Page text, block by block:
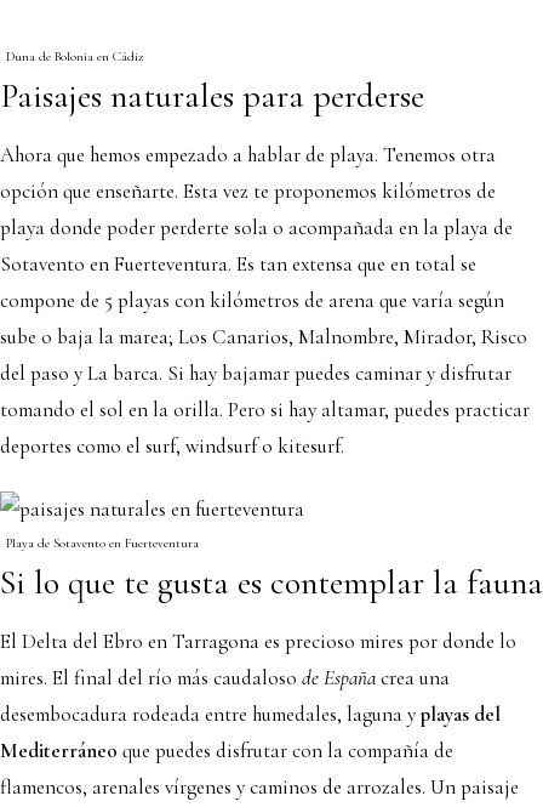
Duna de Bolonia en Cádiz
Paisajes naturales para perderse
Ahora que hemos empezado a hablar de playa. Tenemos otra
opción que enseñarte. Esta vez te proponemos kilómetros de
playa donde poder perderte sola o acompañada en la playa de
Sotavento en Fuerteventura. Es tan extensa que en total se
compone de 5 playas con kilómetros de arena que varía según
sube o baja la marea; Los Canarios, Malnombre, Mirador, Risco
del paso y La barca. Si hay bajamar puedes caminar y disfrutar
tomando el sol en la orilla. Pero si hay altamar, puedes practicar
deportes como el surf, windsurf o kitesurf.
Playa de Sotavento en Fuerteventura
Si lo que te gusta es contemplar la fauna
El Delta del Ebro en Tarragona es precioso mires por donde lo
mires. El final del río más caudaloso de Españacrea una
desembocadura rodeada entre humedales, laguna yplayas del
Mediterráneo que puedes disfrutar con la compañía de
flamencos, arenales vírgenes y caminos de arrozales. Un paisaje